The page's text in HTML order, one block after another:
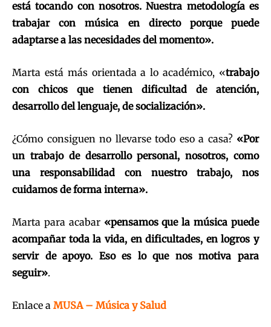
está tocando con nosotros. Nuestra metodología es
trabajar con música en directo porque puede
adaptarse a las necesidades del momento».
Marta está más orientada a lo académico, «trabajo
con chicos que tienen dificultad de atención,
desarrollo del lenguaje, de socialización».
¿Cómo consiguen no llevarse todo eso a casa? «Por
un trabajo de desarrollo personal, nosotros, como
una responsabilidad con nuestro trabajo, nos
cuidamos de forma interna».
Marta para acabar «pensamos que la música puede
acompañar toda la vida, en dificultades, en logros y
servir de apoyo. Eso es lo que nos motiva para
seguir».
Enlace a MUSA – Música y Salud